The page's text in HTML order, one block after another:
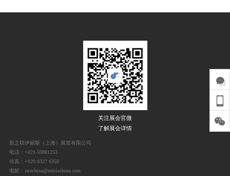
关注展会官微
了解展会详情
新之联伊丽斯（上海）展览有限公司
电话：+021-59881253
传真：+020 8327 6350
电邮：iacechina@unirischina.com